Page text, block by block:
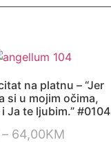
na platnu – “Jer
si u mojim očima,
Ja te ljubim.” #0104
– 64,00KM